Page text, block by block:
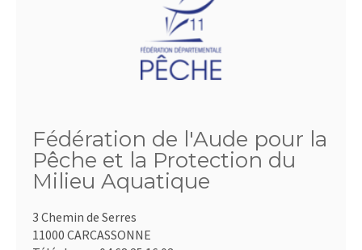
Fédération de l'Aude pour la
Pêche et la Protection du
Milieu Aquatique
3 Chemin de Serres
11000 CARCASSONNE